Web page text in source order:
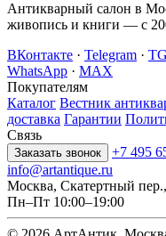
Антикварный салон в
живопись и книги — с
ВКонтакте · Telegram ·
WhatsApp · MAX
Покупателям
Каталог Вестник
доставка Гарантии
Связь
Заказать звонок +7 495
info@artantique.ru
Москва, Скатертный
Пн–Пт 10:00–19:00